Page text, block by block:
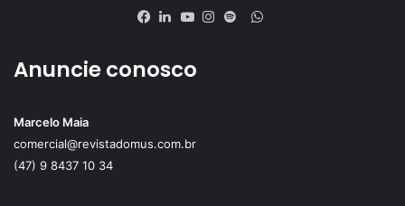
WhatsApp
Anuncie conosco
Marcelo Maia
comercial@revistadomus.com.br
(47) 9 8437 10 34